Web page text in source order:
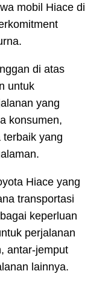
mobil Hiace di
di atas
untuk
yang
konsumen,
yang
Hiace yang
transportasi
keperluan
perjalanan
antar-jemput
lainnya.